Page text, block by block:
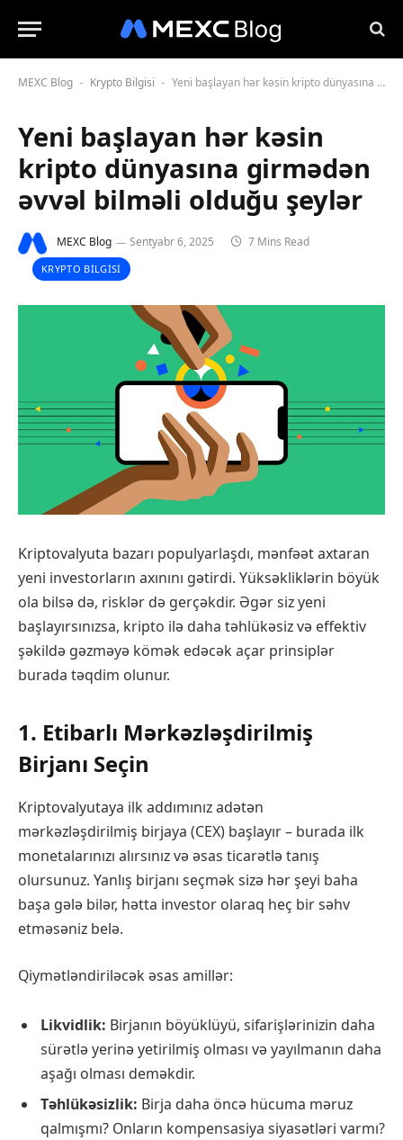
MEXC Blog - Krypto Bilgisi - Yeni başlayan hər kəsin kripto dünyasına girmədən əvvəl bilməli olduğu şeylər
Yeni başlayan hər kəsin
kripto dünyasına girmədən
əvvəl bilməli olduğu şeylər
MEXC Blog Sentyabr 6, 2025 7 Mins Read
KRYPTO BILGISI
Kriptovalyuta bazarı populyarlaşdı, mənfəət axtaran
yeni investorların axınını gətirdi. Yüksəkliklərin böyük
ola bilsə də, risklər də gerçəkdir. Əgər siz yeni
başlayırsınızsa, kripto ilə daha təhlükəsiz və effektiv
şəkildə gəzməyə kömək edəcək açar prinsiplər
burada təqdim olunur.
1. Etibarlı Mərkəzləşdirilmiş
Birjanı Seçin
Kriptovalyutaya ilk addımınız adətən
mərkəzləşdirilmiş birjaya (CEX) başlayır – burada ilk
monetalarınızı alırsınız və əsas ticarətlə tanış
olursunuz. Yanlış birjanı seçmək sizə hər şeyi baha
başa gələ bilər, hətta investor olaraq heç bir səhv
etməsəniz belə.
Qiymətləndiriləcək əsas amillər:
Likvidlik: Birjanın böyüklüyü, sifarişlərinizin daha
sürətlə yerinə yetirilmiş olması və yayılmanın daha
aşağı olması deməkdir.
Təhlükəsizlik: Birja daha öncə hücuma məruz
qalmışmı? Onların kompensasiya siyasətləri varmı?